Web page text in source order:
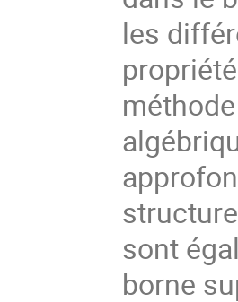
les
sont
borne